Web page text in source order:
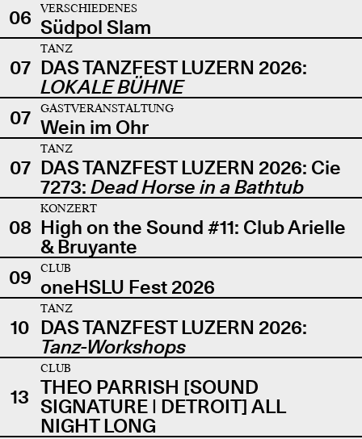
06
VERSCHIEDENES
Südpol Slam
07
TANZ
DAS TANZFEST LUZERN 2026:
LOKALE BÜHNE
07
GASTVERANSTALTUNG
Wein im Ohr
07
TANZ
DAS TANZFEST LUZERN 2026: Cie
7273: Dead Horse in a Bathtub
08
KONZERT
High on the Sound #11: Club Arielle
& Bruyante
09
CLUB
oneHSLU Fest 2026
10
TANZ
DAS TANZFEST LUZERN 2026:
Tanz-Workshops
13
CLUB
THEO PARRISH [SOUND
SIGNATURE | DETROIT] ALL
NIGHT LONG